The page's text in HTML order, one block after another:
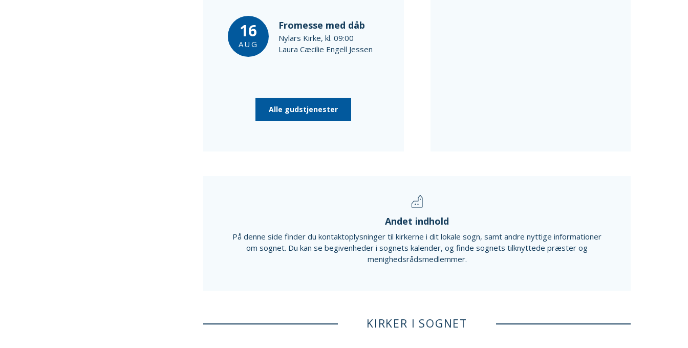
16
AUG
Fromesse med dåb
Nylars Kirke, kl. 09:00
Laura Cæcilie Engell Jessen
Alle gudstjenester
Andet indhold
På denne side finder du kontaktoplysninger til kirkerne i dit lokale sogn, samt andre nyttige informationer
om sognet. Du kan se begivenheder i sognets kalender, og finde sognets tilknyttede præster og
menighedsrådsmedlemmer.
KIRKER I SOGNET